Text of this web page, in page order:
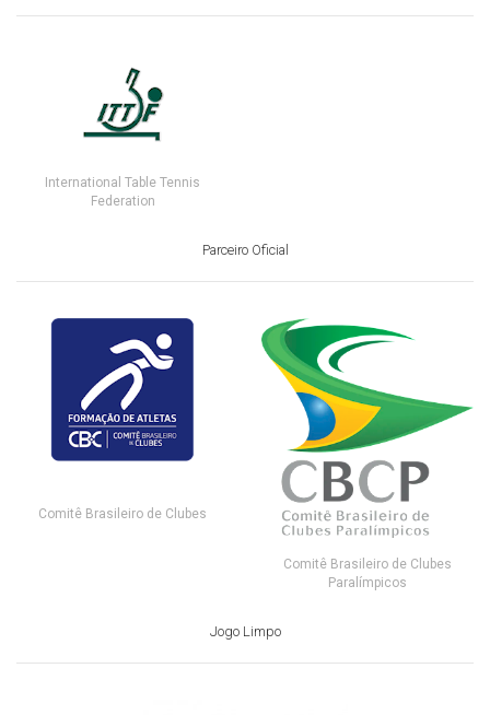
International Table Tennis
Federation
Parceiro Oficial
Comitê Brasileiro de Clubes
Comitê Brasileiro de Clubes
Paralímpicos
Jogo Limpo